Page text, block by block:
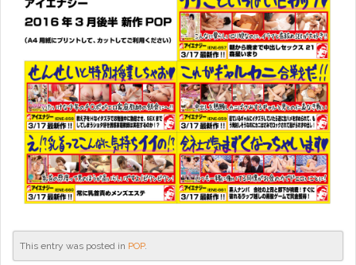
This entry was posted in POP.